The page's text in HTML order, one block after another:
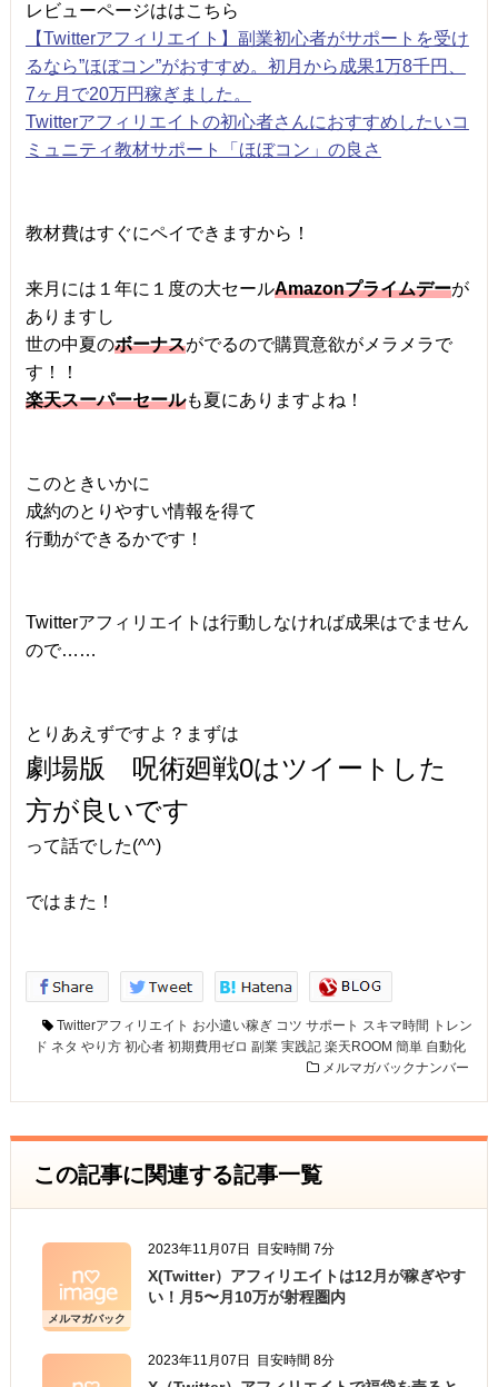
レビューページははこちら
【Twitterアフィリエイト】副業初心者がサポートを受け
るなら”ほぼコン”がおすすめ。初月から成果1万8千円、
7ヶ月で20万円稼ぎました。
Twitterアフィリエイトの初心者さんにおすすめしたいコ
ミュニティ教材サポート「ほぼコン」の良さ
教材費はすぐにペイできますから！
来月には１年に１度の大セールAmazonプライムデーが
ありますし
世の中夏のボーナスがでるので購買意欲がメラメラで
す！！
楽天スーパーセールも夏にありますよね！
このときいかに
成約のとりやすい情報を得て
行動ができるかです！
Twitterアフィリエイトは行動しなければ成果はでません
ので……
とりあえずですよ？まずは
劇場版 呪術廻戦0はツイートした
方が良いです
って話でした(^^)
ではまた！
Twitterアフィリエイト お小遣い稼ぎ コツ サポート スキマ時間
トレン
ド ネタ やり方 初心者 初期費用ゼロ 副業 実践記 楽天ROOM 簡単 自動化
メルマガバックナンバー
この記事に関連する記事一覧
メルマガバック
ナンバー
2023年11月07日 目安時間 7分
X(Twitter）アフィリエイトは12月が稼ぎやす
い！月5〜月10万が射程圏内
2023年11月07日 目安時間 8分